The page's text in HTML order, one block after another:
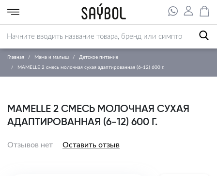
Главная Мама и малыш Детское питание
MAMELLE 2 смесь молочная сухая адаптированная (6-12) 600 г.
MAMELLE 2 СМЕСЬ МОЛОЧНАЯ СУХАЯ
АДАПТИРОВАННАЯ (6-12) 600 Г.
Отзывов нет Оставить отзыв